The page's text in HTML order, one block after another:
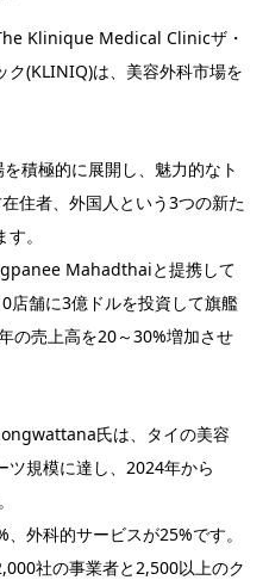
Klinique Medical Clinicザ・
ク(KLINIQ)は、美容外科市場を
積極的に展開し、魅力的なト
住者、外国人という3つの新た
。
Mahadthaiと提携して
店舗に3億ドルを投資して旗艦
の売上高を20～30%増加させ
氏は、タイの美容
規模に達し、2024年から
外科的サービスが25%です。
社の事業者と2,500以上のク